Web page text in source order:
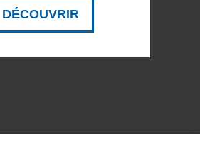
DÉCOUVRIR